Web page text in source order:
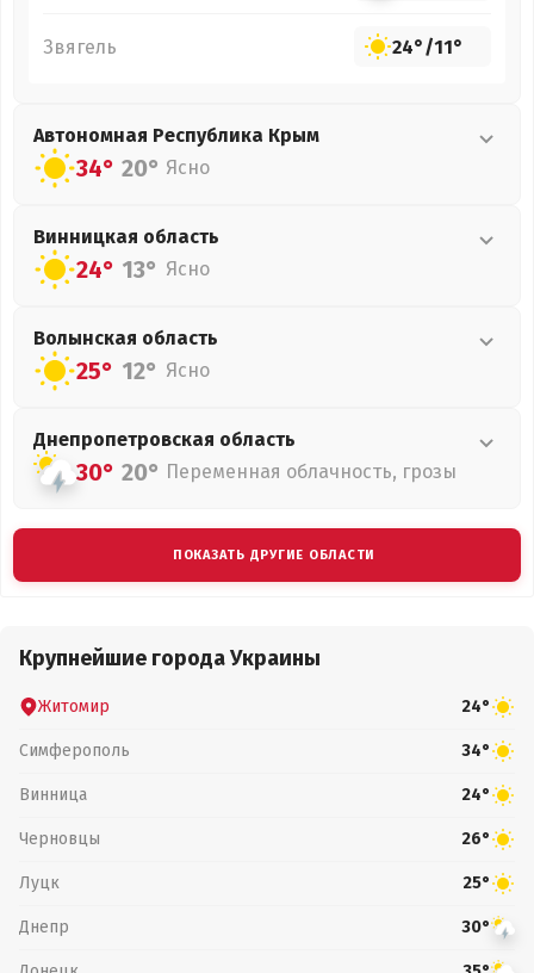
Звягель 24°/11°
Автономная Республика Крым
34° 20° Ясно
Винницкая область
24° 13° Ясно
Волынская область
25° 12° Ясно
Днепропетровская область
30° 20° Переменная облачность, грозы
ПОКАЗАТЬ ДРУГИЕ ОБЛАСТИ
Крупнейшие города Украины
Житомир 24°
Симферополь 34°
Винница 24°
Черновцы 26°
Луцк 25°
Днепр 30°